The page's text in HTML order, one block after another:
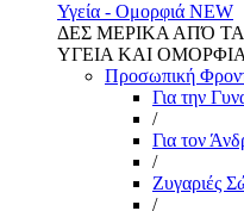
Υγεία - Ομορφιά NEW
ΔΕΣ ΜΕΡΙΚΑ ΑΠΌ
ΥΓΕΙΑ ΚΑΙ ΟΜΟΡΦΙΑ
Προσωπική
Για την
/
Για τον
/
Ζυγαριές
/